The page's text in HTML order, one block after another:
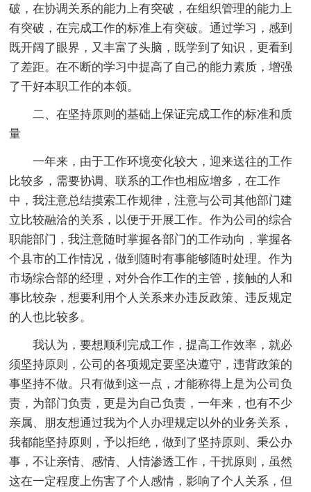
破，在协调关系的能力上有突破，在组织管理的能力上
有突破，在完成工作的标准上有突破。通过学习，感到
既开阔了眼界，又丰富了头脑，既学到了知识，更看到
了差距。在不断的学习中提高了自己的能力素质，增强
了干好本职工作的本领。
二、在坚持原则的基础上保证完成工作的标准和质
量
一年来，由于工作环境变化较大，迎来送往的工作
比较多，需要协调、联系的工作也相应增多，在工作
中，我注意总结摸索工作规律，注意与公司其他部门建
立比较融洽的关系，以便于开展工作。作为公司的综合
职能部门，我注意随时掌握各部门的工作动向，掌握各
个县市的工作情况，做到随时有事能够随时处理。作为
市场综合部的经理，对外合作工作的主管，接触的人和
事比较杂，想要利用个人关系来办违反政策、违反规定
的人也比较多。
我认为，要想顺利完成工作，提高工作效率，就必
须坚持原则，公司的各项规定要坚决遵守，违背政策的
事坚持不做。只有做到这一点，才能称得上是为公司负
责，为部门负责，更是为自己负责，一年来，也有不少
亲属、朋友想通过我为个人办理规定以外的业务关系，
我都能坚持原则，予以拒绝，做到了坚持原则、秉公办
事，不让亲情、感情、人情渗透工作，干扰原则，虽然
这在一定程度上伤害了个人感情，影响了个人关系，但